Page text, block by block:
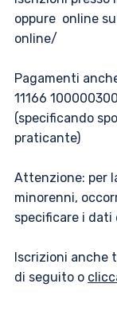
oppure online
online/
Pagamenti
11166
(specificando
praticante)
Attenzione: per
minorenni,
specificare i
Iscrizioni anche
di seguito o